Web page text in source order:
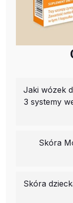
Jaki wózek
3 systemy
Skóra
Skóra